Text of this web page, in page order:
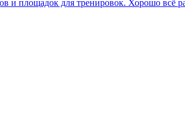
и площадок для тренировок. Хорошо всё